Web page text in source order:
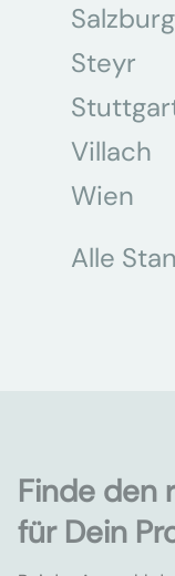
Salzburg
Steyr
Villach
Wien
Alle
Finde den
für Dein